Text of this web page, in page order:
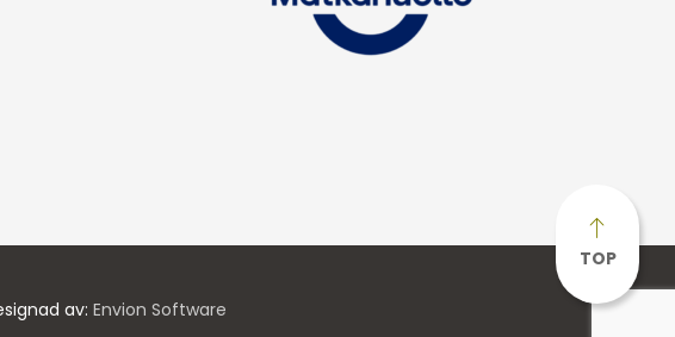
TOP
av: Envion Software